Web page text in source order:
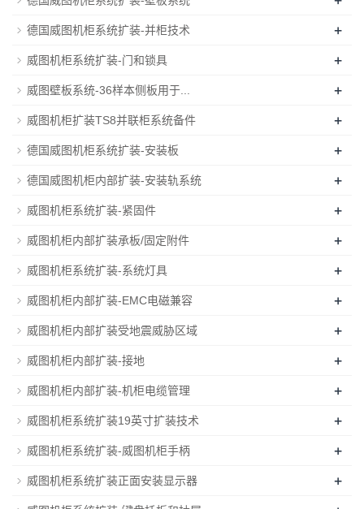
德国威图机柜系统扩装-并柜技术 +
威图机柜系统扩装-门和锁具 +
威图壁板系统-36样本侧板用于... +
威图机柜扩装TS8并联柜系统备件 +
德国威图机柜系统扩装-安装板 +
德国威图机柜内部扩装-安装轨系统 +
威图机柜系统扩装-紧固件 +
威图机柜内部扩装承板/固定附件 +
威图机柜系统扩装-系统灯具 +
威图机柜内部扩装-EMC电磁兼容 +
威图机柜内部扩装受地震威胁区域 +
威图机柜内部扩装-接地 +
威图机柜内部扩装-机柜电缆管理 +
威图机柜系统扩装19英寸扩装技术 +
威图机柜系统扩装-威图机柜手柄 +
威图机柜系统扩装正面安装显示器 +